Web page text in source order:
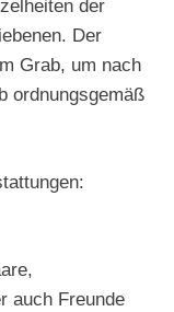
der
Der
Grab, um nach
ordnungsgemäß
auch Freunde